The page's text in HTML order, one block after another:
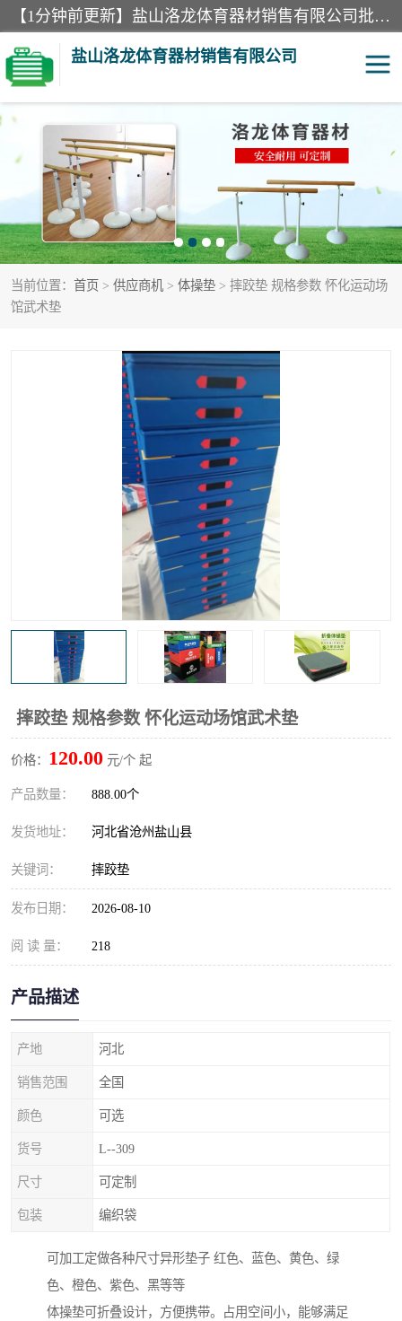
【1分钟前更新】盐山洛龙体育器材销售有限公司批量供应：300米障碍器材、400米障碍器材、部队训练器材、双杠、体操垫、舞蹈把杆等产品。盐山洛龙体育器材销售有限公司经过多年的发展，集研发，生产，销售，售后服务为一体. 奉行“质量，信誉，服务”的宗旨，以开拓创新的精神和真诚守信的态度积极进取。
盐山洛龙体育器材销售有限公司
当前位置： 首页 > 供应商机 > 体操垫 > 摔跤垫 规格参数 怀化运动场
馆武术垫
摔跤垫 规格参数 怀化运动场馆武术垫
价格： 120.00 元/个 起
产品数量： 888.00个
发货地址： 河北省沧州盐山县
关键词： 摔跤垫
发布日期： 2026-08-10
阅 读 量： 218
产品描述
产地 河北
销售范围 全国
颜色 可选
货号 L--309
尺寸 可定制
包装 编织袋
可加工定做各种尺寸异形垫子 红色、蓝色、黄色、绿
色、橙色、紫色、黑等等
体操垫可折叠设计，方便携带。占用空间小，能够满足
单双杠 舞蹈把杆
400米障碍器材 体操垫
300米障碍器材 攀爬架
塑胶跑道 400米障碍器材1